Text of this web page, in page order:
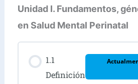
Unidad I. Fundamentos,
en Salud Mental Perinatal
1.1
Definición